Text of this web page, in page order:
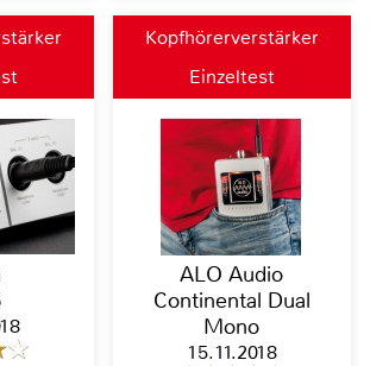
Kopfhörerverstärker
Einzeltest
ALO Audio
Continental Dual
Mono
15.11.2018